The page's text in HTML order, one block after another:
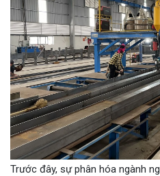
Trước đây, sự phân hóa ngành